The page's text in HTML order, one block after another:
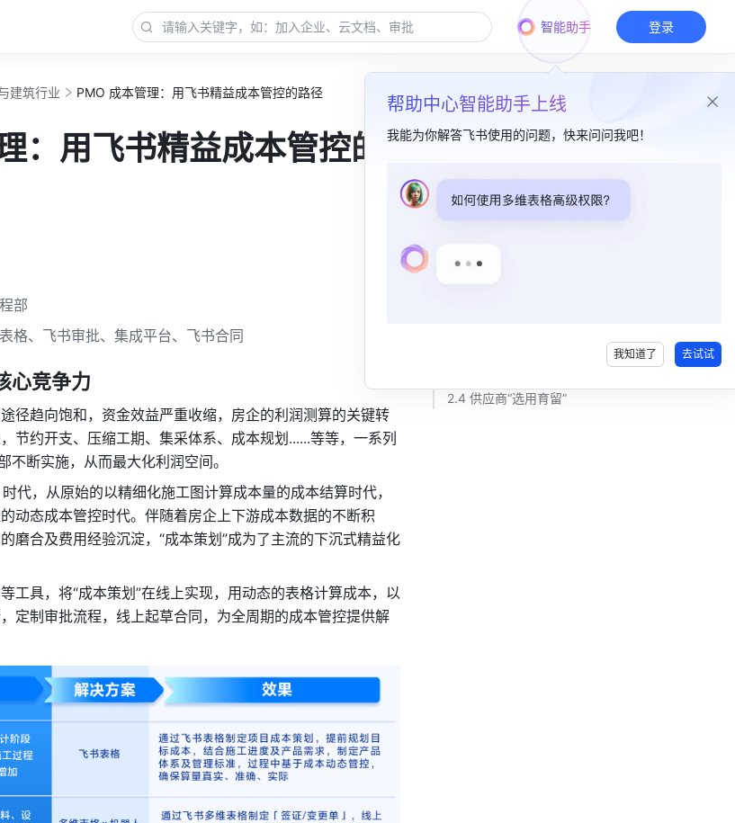
智能助手
帮助中心智能助手上线
我能为你解答飞书使用的问题，快来问问我吧！
我知道了 去试试
登录
建筑行业 PMO 成本管理：用飞书精益成本管控的路径
：用飞书精益成本管控的
部
格、飞书审批、集成平台、飞书合同
心竞争力
径趋向饱和，资金效益严重收缩，房企的利润测算的关键转
节约开支、压缩工期、集采体系、成本规划......等等，一系列
不断实施，从而最大化利润空间。
代，从原始的以精细化施工图计算成本量的成本结算时代，
动态成本管控时代。伴随着房企上下游成本数据的不断积
磨合及费用经验沉淀，“成本策划”成为了主流的下沉式精益化
工具，将“成本策划”在线上实现，用动态的表格计算成本，以
定制审批流程，线上起草合同，为全周期的成本管控提供解
本篇目录
2. 解决方案​
2.4 供应商“选用育留”​